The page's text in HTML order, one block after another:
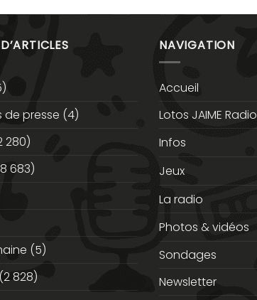
de presse (4)
280)
683)
(5)
(2 828)
NAVIGATION
Accueil
Lotos JAIME Radio
Infos
Jeux
La radio
Photos & vidéos
Sondages
Newsletter